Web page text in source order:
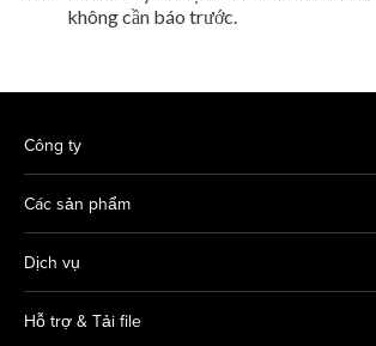
không cần báo trước.
Công ty
Các sản phẩm
Dịch vụ
Hỗ trợ & Tải file